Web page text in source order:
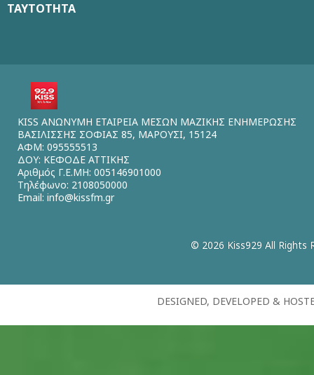
ΤΑΥΤΟΤΗΤΑ
KISS ΑΝΩΝΥΜΗ ΕΤΑΙΡΕΙΑ ΜΕΣΩΝ ΜΑΖΙΚΗΣ ΕΝΗΜΕΡΩΣΗΣ
ΒΑΣΙΛΙΣΣΗΣ ΣΟΦΙΑΣ 85, ΜΑΡΟΥΣΙ, 15124
ΑΦΜ: 095555513
ΔΟΥ: ΚΕΦΟΔΕ ΑΤΤΙΚΗΣ
Αριθμός Γ.Ε.ΜΗ: 005146901000
Τηλέφωνο: 2108050000
Email: info@kissfm.gr
© 2026 Kiss929 All Rights
DESIGNED, DEVELOPED &